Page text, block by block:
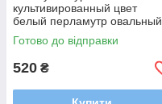
культивированный цвет
белый перламутр овальный
рис длинна 43 см размер
бусины 4.5 мм застежка
Готово до відправки
520 ₴